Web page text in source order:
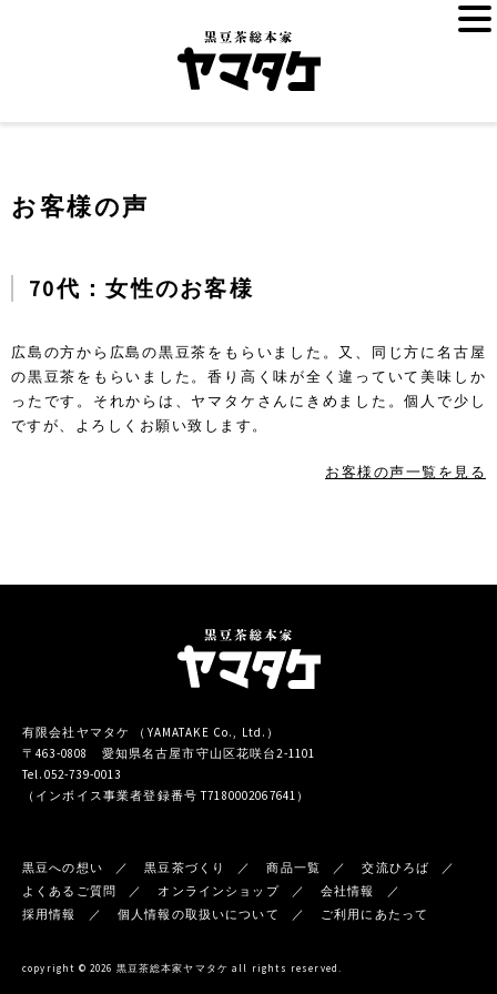
お客様の声
70代：女性のお客様
広島の方から広島の黒豆茶をもらいました。又、同じ方に名古屋
の黒豆茶をもらいました。香り高く味が全く違っていて美味しか
ったです。それからは、ヤマタケさんにきめました。個人で少し
ですが、よろしくお願い致します。
お客様の声一覧を見る
有限会社ヤマタケ （YAMATAKE Co., Ltd.）
〒463-0808 愛知県名古屋市守山区花咲台2-1101
Tel.052-739-0013
（インボイス事業者登録番号 T7180002067641）
黒豆への想い 黒豆茶づくり 商品一覧
交流ひろば
よくあるご質問
オンラインショップ
会社情報
採用情報
個人情報の取扱いについて ご利用にあたって
copyright © 2026 黒豆茶総本家ヤマタケ all rights reserved.